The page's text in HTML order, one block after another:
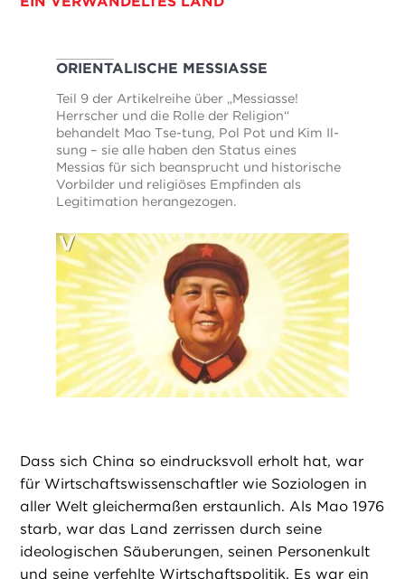
ORIENTALISCHE MESSIASSE
Teil 9 der Artikelreihe über „Messiasse!
Herrscher und die Rolle der Religion“
behandelt Mao Tse-tung, Pol Pot und Kim Il-
sung – sie alle haben den Status eines
Messias für sich beansprucht und historische
Vorbilder und religiöses Empfinden als
Legitimation herangezogen.
Dass sich China so eindrucksvoll erholt hat, war
für Wirtschaftswissenschaftler wie Soziologen in
aller Welt gleichermaßen erstaunlich. Als Mao 1976
starb, war das Land zerrissen durch seine
ideologischen Säuberungen, seinen Personenkult
und seine verfehlte Wirtschaftspolitik. Es war ein